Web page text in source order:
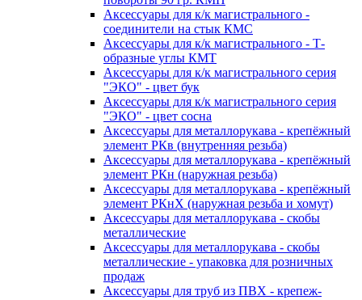
Аксессуары для к/к магистрального -
соединители на стык КМС
Аксессуары для к/к магистрального - Т-
образные углы КМТ
Аксессуары для к/к магистрального серия
"ЭКО" - цвет бук
Аксессуары для к/к магистрального серия
"ЭКО" - цвет сосна
Аксессуары для металлорукава - крепёжный
элемент РКв (внутренняя резьба)
Аксессуары для металлорукава - крепёжный
элемент РКн (наружная резьба)
Аксессуары для металлорукава - крепёжный
элемент РКнХ (наружная резьба и хомут)
Аксессуары для металлорукава - скобы
металлические
Аксессуары для металлорукава - скобы
металлические - упаковка для розничных
продаж
Аксессуары для труб из ПВХ - крепеж-